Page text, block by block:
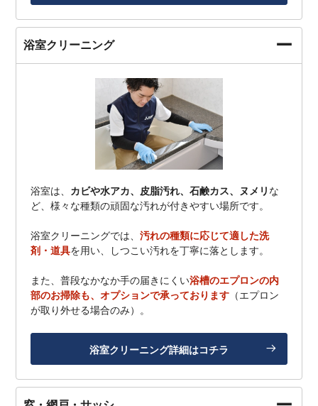
浴室クリーニング
浴室は、 カビや水アカ、皮脂汚れ、石鹸カス、ヌメリ な
ど、様々な種類の頑固な汚れが付きやすい場所です。
浴室クリーニングでは、汚れの種類に応じて適した洗
剤・道具を用い、しつこい汚れを丁寧に落とします。
また、普段なかなか手の届きにくい浴槽のエプロンの内
部のお掃除も、オプションで承っております （エプロン
が取り外せる場合のみ）。
浴室クリーニング詳細はコチラ